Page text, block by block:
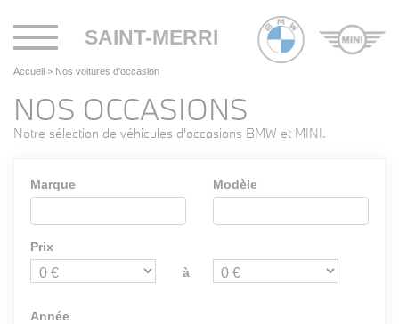
SAINT-MERRI
Toggle
navigation
Accueil > Nos voitures d'occasion
NOS OCCASIONS
Notre sélection de véhicules d'occasions BMW et MINI.
Marque Modèle
Prix
à
Année